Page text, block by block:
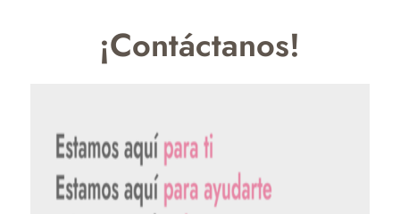
¡Contáctanos!